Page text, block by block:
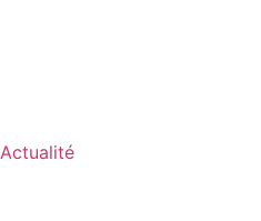
Actualité